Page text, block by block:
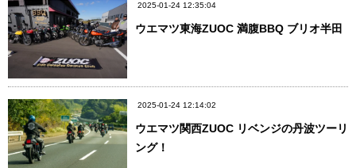
2025-01-24 12:35:04
ウエマツ東海ZUOC 満腹BBQ ブリオ半田
2025-01-24 12:14:02
ウエマツ関西ZUOC リベンジの丹波ツーリ
ング！